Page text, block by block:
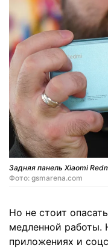
Задняя панель Xiaomi
Фото: gsmarena.com
Но не стоит
медленной работы.
приложениях и